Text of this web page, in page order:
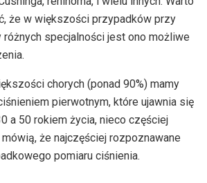
że w większości przypadków przy
różnych specjalności jest ono możliwe
chorych (ponad 90%) mamy
pierwotnym, które ujawnia się
a 50 rokiem życia, nieco częściej
że najczęściej rozpoznawane
pomiaru ciśnienia.